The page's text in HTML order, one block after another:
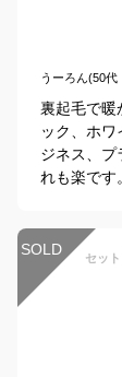
うーろん(50代
裏起毛で暖
ック、ホ
ジネス、プ
れも楽です。
SOLD